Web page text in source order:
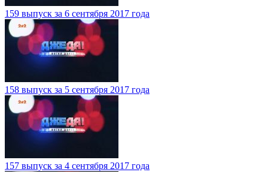
159 выпуск за 6 сентября 2017 года
158 выпуск за 5 сентября 2017 года
157 выпуск за 4 сентября 2017 года